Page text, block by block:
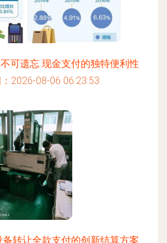
可遗忘 现金支付的独特便利性
2026-08-06 06:23:53
转让全款支付的创新结算方案